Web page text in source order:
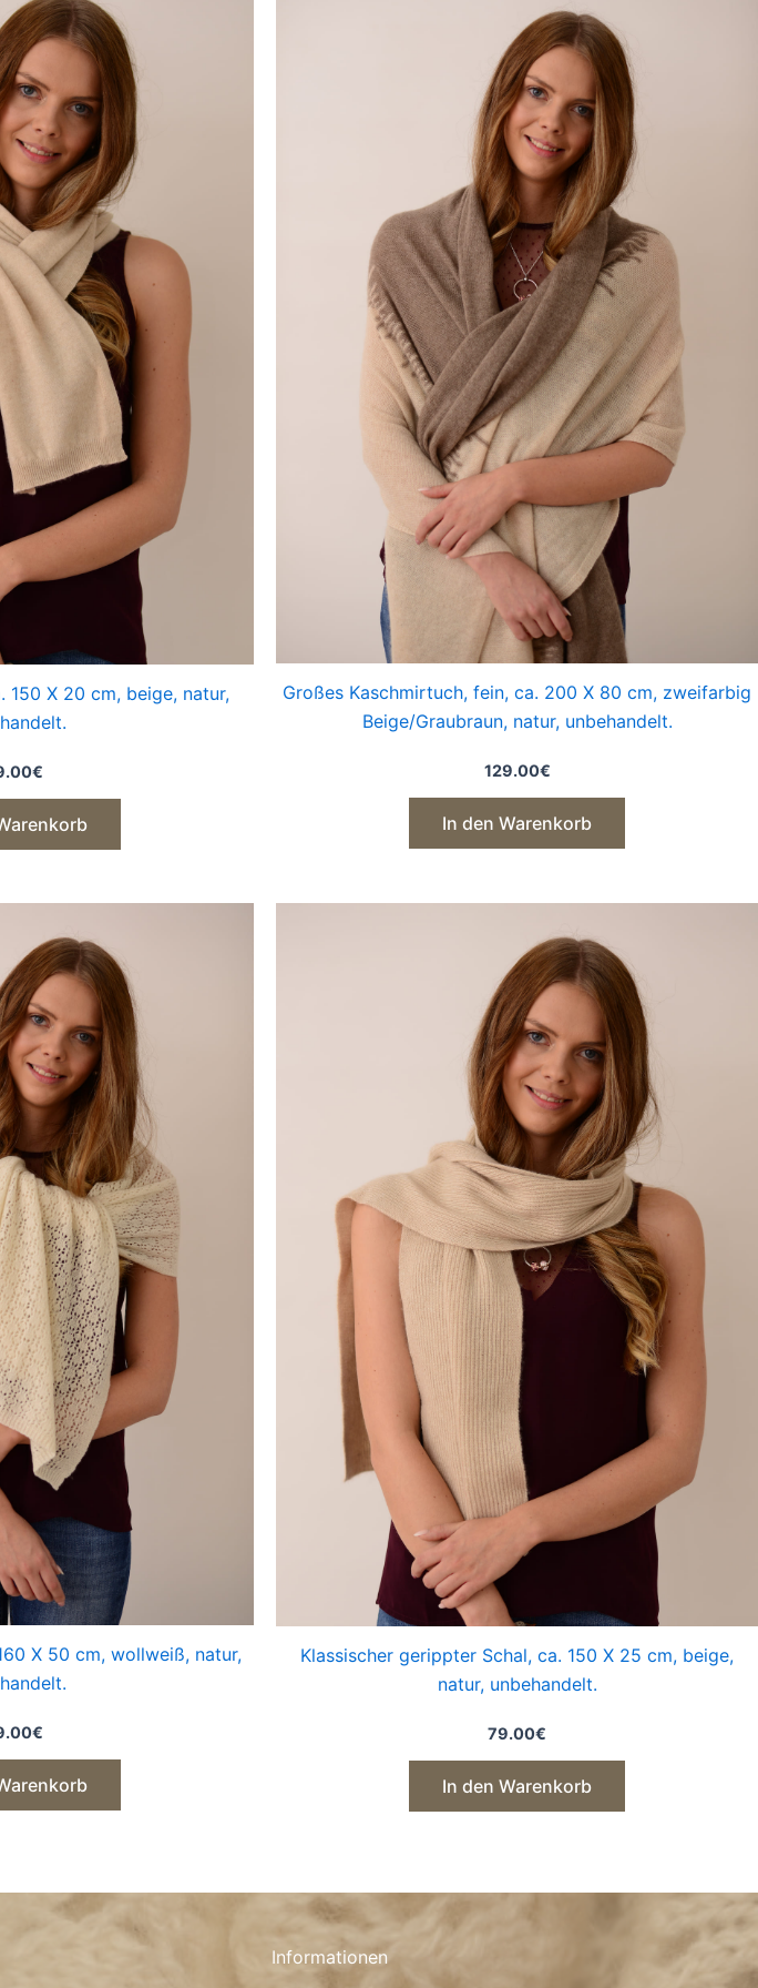
150 X 20 cm, beige, natur,
€
Großes Kaschmirtuch, fein, ca. 200 X 80 cm, zweifarbig
Beige/Graubraun, natur, unbehandelt.
129.00€
In den Warenkorb
X 50 cm, wollweiß, natur,
€
Klassischer gerippter Schal, ca. 150 X 25 cm, beige,
natur, unbehandelt.
79.00€
In den Warenkorb
Informationen